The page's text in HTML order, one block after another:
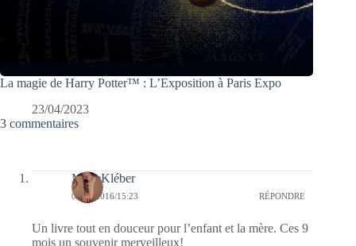
La magie de Harry Potter™ : L’Exposition à Paris Expo
23/04/2023
3 commentaires
MarieKléber
09/11/2016/15:23 RÉPONDRE
Un livre tout en douceur pour l’enfant et la mère. Ces 9
mois un souvenir merveilleux!